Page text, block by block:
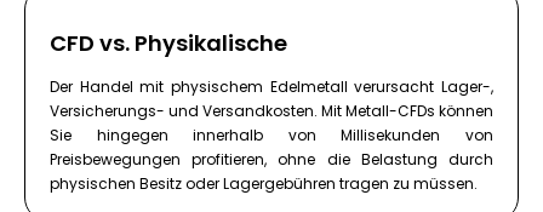
CFD vs. Physikalische
Der Handel mit physischem Edelmetall verursacht Lager-,
Versicherungs- und Versandkosten. Mit Metall-CFDs können
Sie hingegen innerhalb von Millisekunden von
Preisbewegungen profitieren, ohne die Belastung durch
physischen Besitz oder Lagergebühren tragen zu müssen.